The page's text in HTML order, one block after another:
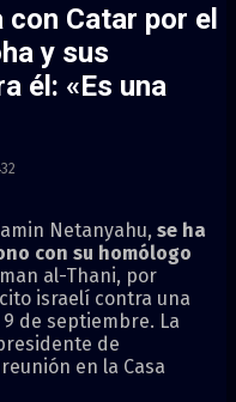
Catar por el
y sus
él: «Es una
Netanyahu, se ha
con su homólogo
al-Thani, por
israelí contra una
de septiembre. La
de
en la Casa